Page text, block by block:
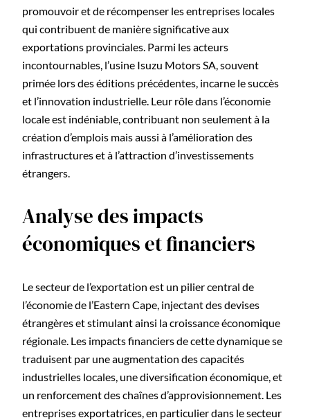
promouvoir et de récompenser les entreprises locales
qui contribuent de manière significative aux
exportations provinciales. Parmi les acteurs
incontournables, l’usine Isuzu Motors SA, souvent
primée lors des éditions précédentes, incarne le succès
et l’innovation industrielle. Leur rôle dans l’économie
locale est indéniable, contribuant non seulement à la
création d’emplois mais aussi à l’amélioration des
infrastructures et à l’attraction d’investissements
étrangers.
Analyse des impacts
économiques et financiers
Le secteur de l’exportation est un pilier central de
l’économie de l’Eastern Cape, injectant des devises
étrangères et stimulant ainsi la croissance économique
régionale. Les impacts financiers de cette dynamique se
traduisent par une augmentation des capacités
industrielles locales, une diversification économique, et
un renforcement des chaînes d’approvisionnement. Les
entreprises exportatrices, en particulier dans le secteur